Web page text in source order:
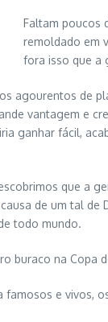
Faltam poucos
remoldado em
fora isso que a
agourentos de
vantagem e
ganhar fácil,
que a
de um tal de
todo mundo.
buraco na Copa
famosos e vivos,